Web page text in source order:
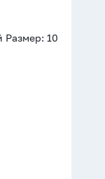
Размер: 10